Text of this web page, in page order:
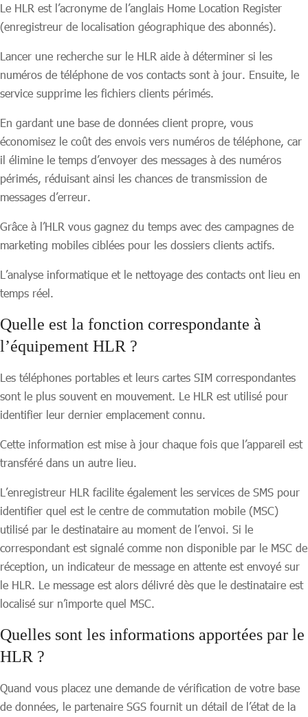
Le HLR est l’acronyme de l’anglais Home Location Register
(enregistreur de localisation géographique des abonnés).
Lancer une recherche sur le HLR aide à déterminer si les
numéros de téléphone de vos contacts sont à jour. Ensuite, le
service supprime les fichiers clients périmés.
En gardant une base de données client propre, vous
économisez le coût des envois vers numéros de téléphone, car
il élimine le temps d’envoyer des messages à des numéros
périmés, réduisant ainsi les chances de transmission de
messages d’erreur.
Grâce à l’HLR vous gagnez du temps avec des campagnes de
marketing mobiles ciblées pour les dossiers clients actifs.
L’analyse informatique et le nettoyage des contacts ont lieu en
temps réel.
Quelle est la fonction correspondante à
l’équipement HLR ?
Les téléphones portables et leurs cartes SIM correspondantes
sont le plus souvent en mouvement. Le HLR est utilisé pour
identifier leur dernier emplacement connu.
Cette information est mise à jour chaque fois que l’appareil est
transféré dans un autre lieu.
L’enregistreur HLR facilite également les services de SMS pour
identifier quel est le centre de commutation mobile (MSC)
utilisé par le destinataire au moment de l’envoi. Si le
correspondant est signalé comme non disponible par le MSC de
réception, un indicateur de message en attente est envoyé sur
le HLR. Le message est alors délivré dès que le destinataire est
localisé sur n’importe quel MSC.
Quelles sont les informations apportées par le
HLR ?
Quand vous placez une demande de vérification de votre base
de données, le partenaire SGS fournit un détail de l’état de la